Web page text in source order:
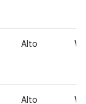
Alto
Alto